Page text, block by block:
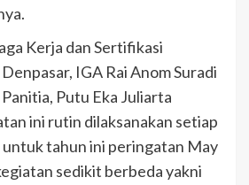
Kerja dan Sertifikasi
IGA Rai Anom Suradi
Putu Eka Juliarta
ini rutin dilaksanakan setiap
tahun ini peringatan May
sedikit berbeda yakni